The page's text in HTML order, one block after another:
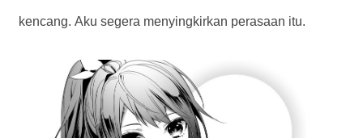
kencang. Aku segera menyingkirkan perasaan itu.